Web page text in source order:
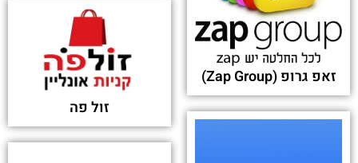
New zero day vulnerability in MOVEit Transfer &
Cloud. How many more victims there will be? -
Information Security Newspaper
פורסם בתאריך 09-06-2023
MoveIt hack: What action can data-breach
victims take? - BBC.com